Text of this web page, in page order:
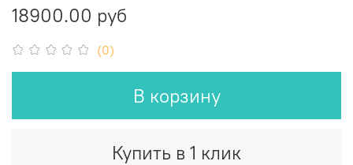
(0)
18900.00 руб
В корзину
Купить в 1 клик